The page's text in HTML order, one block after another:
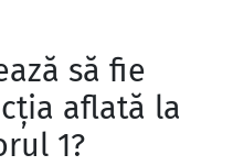
să fie
aflată la
1?